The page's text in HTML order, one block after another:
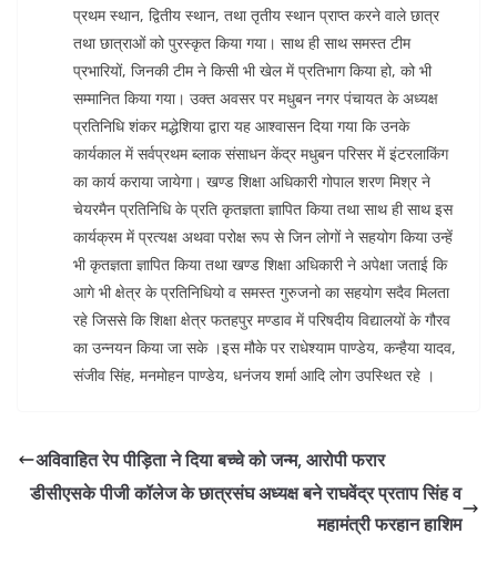
प्रथम स्थान, द्वितीय स्थान, तथा तृतीय स्थान प्राप्त करने वाले छात्र
तथा छात्राओं को पुरस्कृत किया गया। साथ ही साथ समस्त टीम
प्रभारियों, जिनकी टीम ने किसी भी खेल में प्रतिभाग किया हो, को भी
सम्मानित किया गया। उक्त अवसर पर मधुबन नगर पंचायत के अध्यक्ष
प्रतिनिधि शंकर मद्धेशिया द्वारा यह आश्वासन दिया गया कि उनके
कार्यकाल में सर्वप्रथम ब्लाक संसाधन केंद्र मधुबन परिसर में इंटरलाकिंग
का कार्य कराया जायेगा। खण्ड शिक्षा अधिकारी गोपाल शरण मिश्र ने
चेयरमैन प्रतिनिधि के प्रति कृतज्ञता ज्ञापित किया तथा साथ ही साथ इस
कार्यक्रम में प्रत्यक्ष अथवा परोक्ष रूप से जिन लोगों ने सहयोग किया उन्हें
भी कृतज्ञता ज्ञापित किया तथा खण्ड शिक्षा अधिकारी ने अपेक्षा जताई कि
आगे भी क्षेत्र के प्रतिनिधियो व समस्त गुरुजनो का सहयोग सदैव मिलता
रहे जिससे कि शिक्षा क्षेत्र फतहपुर मण्डाव में परिषदीय विद्यालयों के गौरव
का उन्नयन किया जा सके ।इस मौके पर राधेश्याम पाण्डेय, कन्हैया यादव,
संजीव सिंह, मनमोहन पाण्डेय, धनंजय शर्मा आदि लोग उपस्थित रहे ।
अविवाहित रेप पीड़िता ने दिया बच्चे को जन्म, आरोपी फरार
डीसीएसके पीजी कॉलेज के छात्रसंघ अध्यक्ष बने राघवेंद्र प्रताप सिंह व
महामंत्री फरहान हाशिम